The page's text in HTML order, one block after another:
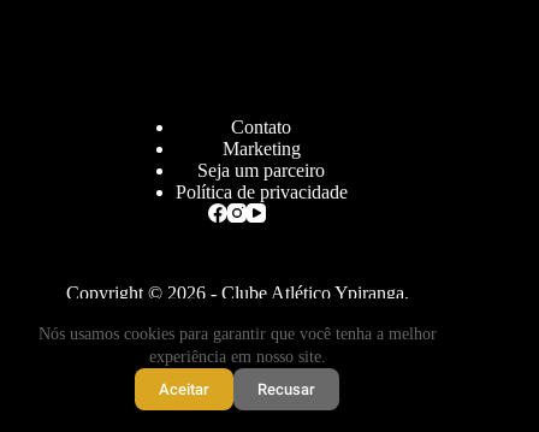
Nós usamos cookies para garantir que você tenha a melhor
experiência em nosso site.
Aceitar
Recusar
Contato
Marketing
Seja um parceiro
Política de privacidade
Copyright © 2026 - Clube Atlético Ypiranga.
desenvolvido porCloudbe